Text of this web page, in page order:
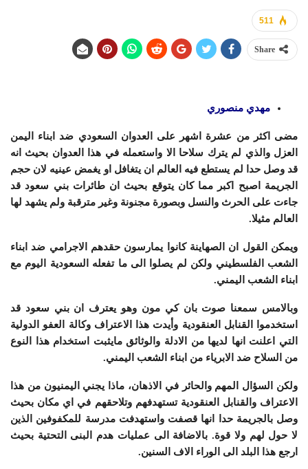
511
Share
مهدي منصوري
مضى اكثر من عشرة اشهر على العدوان السعودي ضد ابناء اليمن
العزل والذي لم يترك سلاحا الا واستعمله في هذا العدوان بحيث انه
قد وصل حدا لم يستطع فيه العالم ان يتغافل او يغمض عينيه لان حجم
الجريمة اصبح اكبر مما كان يتوقع بحيث ان طائرات بني سعود قد
جاءت على الحرث والنسل وبصورة مجنونة وغير مترقبة ولم يشهد لها
العالم مثيلا.
ويمكن القول ان الصهاينة كانوا يمارسون حقدهم الاجرامي ضد ابناء
الشعب الفلسطيني ولكن لم يصلوا الى ما تفعله السعودية اليوم مع
ابناء الشعب اليمني.
وبالامس سمعنا صوت بان كي مون وهو يعترف ان بني سعود قد
استخدموا القنابل العنقودية وأيدت هذا الاعتراف وكالة العفو الدولية
التي اعلنت انها لديها من الادلة والوثائق مايثبت استخدام هذا النوع
من السلاح ضد الابرياء من ابناء الشعب اليمني.
ولكن السؤال المهم والحائر في الاذهان، ماذا يجني اليمنيون من هذا
الاعتراف والقنابل العنقودية تستهدفهم وتلاحقهم في اي مكان بحيث
وصل بالجريمة حدا انها قصفت واستهدفت مدرسة للمكفوفين الذين
لا حول لهم ولا قوة. بالاضافة الى عمليات هدم البنى التحتية بحيث
ارجع هذا البلد الى الوراء الاف السنين.